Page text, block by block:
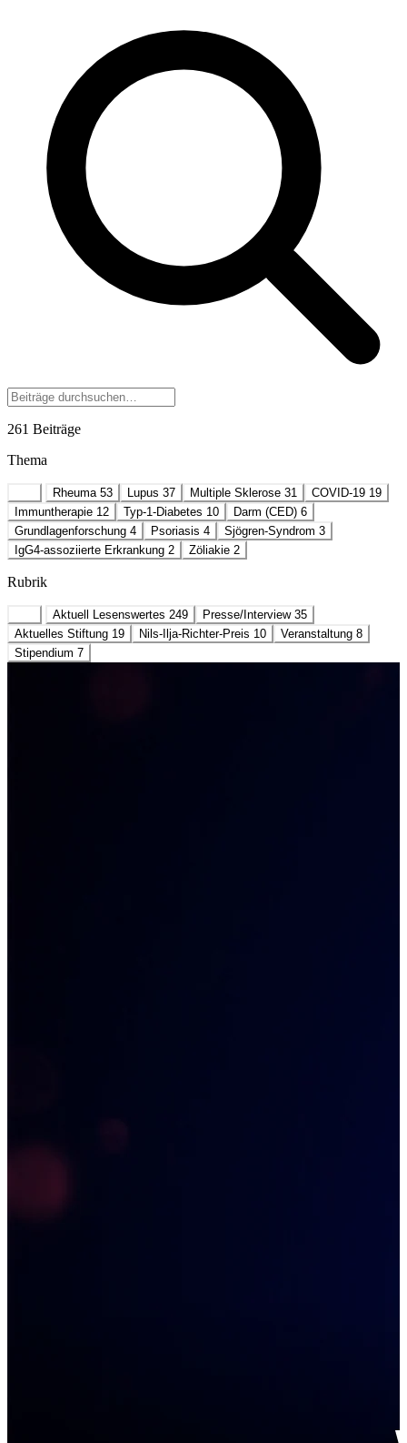
261 Beiträge
Thema
Rheuma 53 Lupus 37 Multiple Sklerose 31 COVID-19 19
Immuntherapie 12 Typ-1-Diabetes 10 Darm (CED) 6
Grundlagenforschung 4 Psoriasis 4 Sjögren-Syndrom 3
IgG4-assoziierte Erkrankung 2 Zöliakie 2
Rubrik
Aktuell Lesenswertes 249 Presse/Interview 35
Aktuelles Stiftung 19 Nils-Ilja-Richter-Preis 10 Veranstaltung 8
Stipendium 7